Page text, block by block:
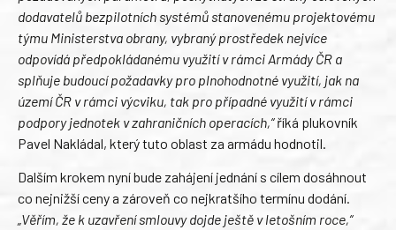
dodavatelů bezpilotních systémů stanovenému projektovému
týmu Ministerstva obrany, vybraný prostředek nejvíce
odpovídá předpokládanému využití v rámci Armády ČR a
splňuje budoucí požadavky pro plnohodnotné využití, jak na
území ČR v rámci výcviku, tak pro případné využití v rámci
podpory jednotek v zahraničních operacích,“říká plukovník
Pavel Nakládal, který tuto oblast za armádu hodnotil.
Dalším krokem nyní bude zahájení jednání s cílem dosáhnout
co nejnižší ceny a zároveň co nejkratšího termínu dodání.
„Věřím, že k uzavření smlouvy dojde ještě v letošním roce,“